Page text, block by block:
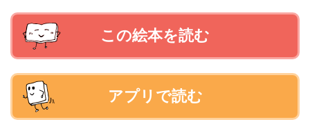
この絵本を読む
アプリで読む